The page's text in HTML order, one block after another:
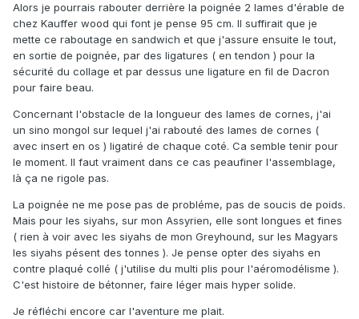
Alors je pourrais rabouter derrière la poignée 2 lames d'érable de
chez Kauffer wood qui font je pense 95 cm. Il suffirait que je
mette ce raboutage en sandwich et que j'assure ensuite le tout,
en sortie de poignée, par des ligatures ( en tendon ) pour la
sécurité du collage et par dessus une ligature en fil de Dacron
pour faire beau.
Concernant l'obstacle de la longueur des lames de cornes, j'ai
un sino mongol sur lequel j'ai rabouté des lames de cornes (
avec insert en os ) ligatiré de chaque coté. Ca semble tenir pour
le moment. Il faut vraiment dans ce cas peaufiner l'assemblage,
là ça ne rigole pas.
La poignée ne me pose pas de probléme, pas de soucis de poids.
Mais pour les siyahs, sur mon Assyrien, elle sont longues et fines
( rien à voir avec les siyahs de mon Greyhound, sur les Magyars
les siyahs pésent des tonnes ). Je pense opter des siyahs en
contre plaqué collé ( j'utilise du multi plis pour l'aéromodélisme ).
C'est histoire de bétonner, faire léger mais hyper solide.
Je réfléchi encore car l'aventure me plait.